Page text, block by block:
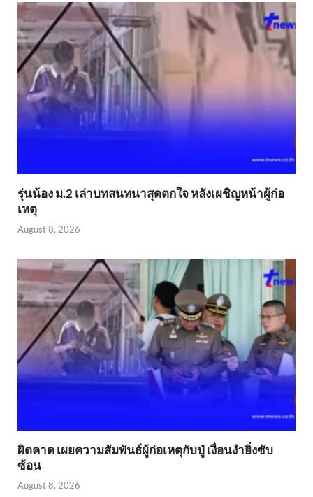
รุ่นน้อง ม.2 เล่าบทสนทนาสุดตกใจ หลังเผชิญหน้าผู้ก่อ
เหตุ
August 8, 2026
ผิดคาด เผยความสัมพันธ์ผู้ก่อเหตุกับปู่ เงื่อนงำยิ่งซับ
ซ้อน
August 8, 2026